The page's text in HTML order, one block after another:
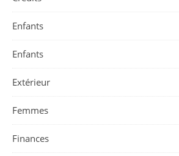
Enfants
Enfants
Extérieur
Femmes
Finances